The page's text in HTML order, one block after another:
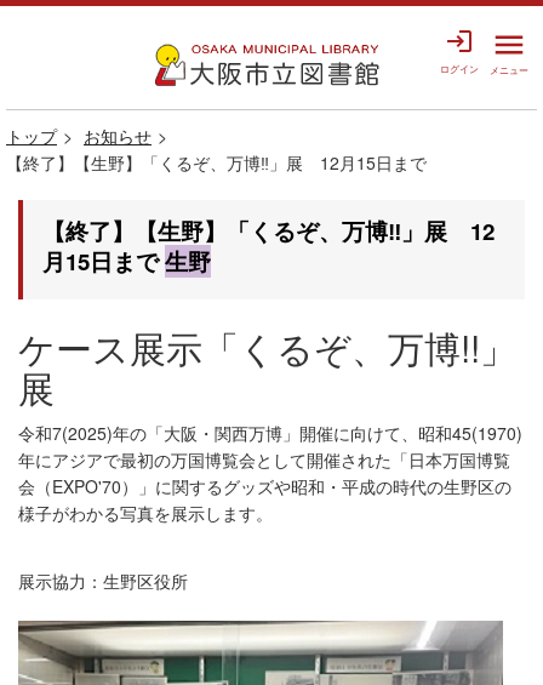
login
ログイン
menu
メニュー
トップ
お知らせ
【終了】【生野】「くるぞ、万博‼」展 12月15日まで
【終了】【生野】「くるぞ、万博‼」展 12
月15日まで生野
ケース展示「くるぞ、万博!!」
展
令和7(2025)年の「大阪・関西万博」開催に向けて、昭和45(1970)
年にアジアで最初の万国博覧会として開催された「日本万国博覧
会（EXPO'70）」に関するグッズや昭和・平成の時代の生野区の
様子がわかる写真を展示します。
展示協力：生野区役所